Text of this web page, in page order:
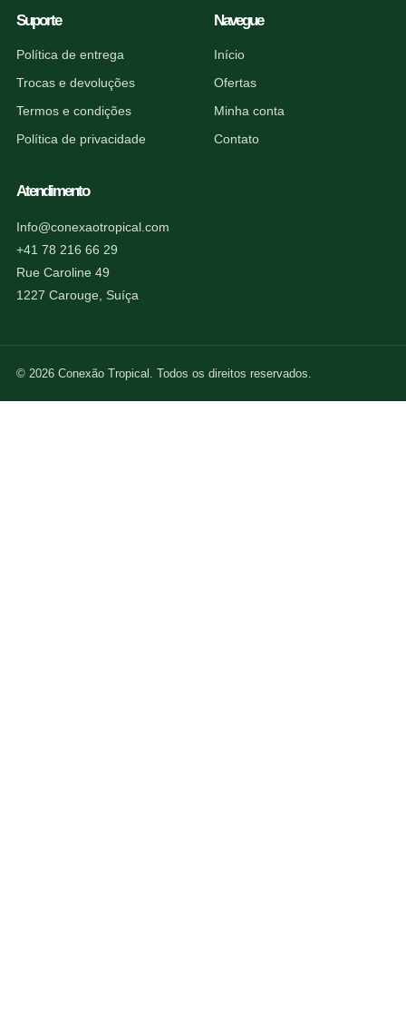
Suporte
Política de entrega
Trocas e devoluções
Termos e condições
Política de privacidade
Navegue
Início
Ofertas
Minha conta
Contato
Atendimento
Info@conexaotropical.com
+41 78 216 66 29
Rue Caroline 49
1227 Carouge, Suíça
© 2026 Conexão Tropical. Todos os direitos reservados.